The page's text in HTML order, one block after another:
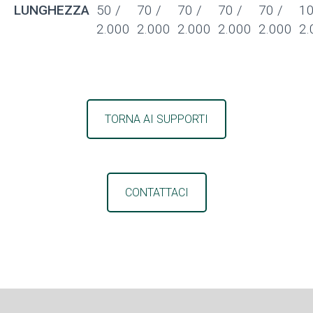
LUNGHEZZA 50 /
2.000
70 /
2.000
70 /
2.000
70 /
2.000
70 /
2.000
TORNA AI SUPPORTI
CONTATTACI